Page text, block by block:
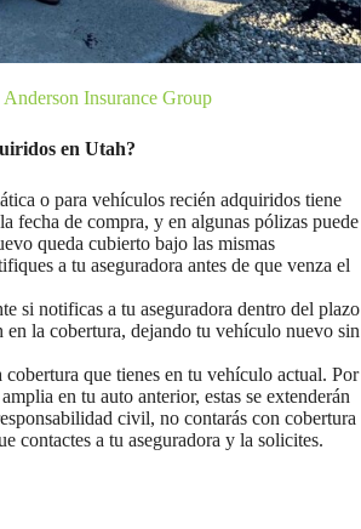
Insurance Group
en Utah?
o para vehículos recién adquiridos tiene
fecha de compra, y en algunas pólizas puede
queda cubierto bajo las mismas
a tu aseguradora antes de que venza el
si notificas a tu aseguradora dentro del plazo
la cobertura, dejando tu vehículo nuevo sin
que tienes en tu vehículo actual. Por
en tu auto anterior, estas se extenderán
civil, no contarás con cobertura
contactes a tu aseguradora y la solicites.